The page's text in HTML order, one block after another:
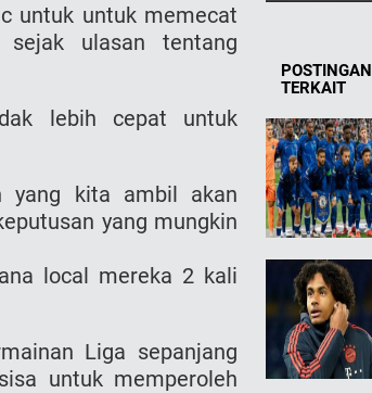
untuk untuk memecat
ulasan tentang
lebih cepat untuk
yang kita ambil akan
yang mungkin
local mereka 2 kali
Liga sepanjang
untuk memperoleh
POSTINGAN
TERKAIT